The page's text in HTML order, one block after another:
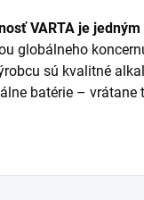
VARTA je
globálneho
sú kvalitné
batérie –